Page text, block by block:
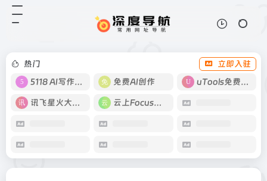
热门
立即入驻
5118 AI写作工具
免费AI创作 uTools免费工具箱
讯飞星火大模型 云上Focus接码
Guide2Research